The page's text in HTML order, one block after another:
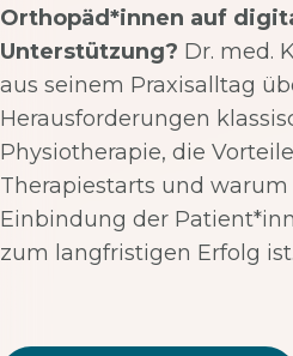
Orthopäd*innen auf
Unterstützung? Dr. med.
aus seinem Praxisalltag
Herausforderungen
Physiotherapie, die
Therapiestarts und
Einbindung der
zum langfristigen Erfolg ist.